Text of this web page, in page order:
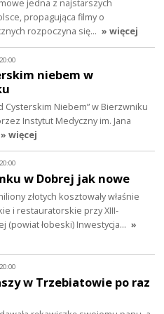
jedna z najstarszych
propagująca filmy o
rozpoczyna się… » więcej
niebem w
Cysterskim Niebem” w Bierzwniku
Instytut Medyczny im. Jana
» więcej
w Dobrej jak nowe
złotych kosztowały właśnie
i restauratorskie przy XIII-
(powiat łobeski) Inwestycja… »
w Trzebiatowie po raz